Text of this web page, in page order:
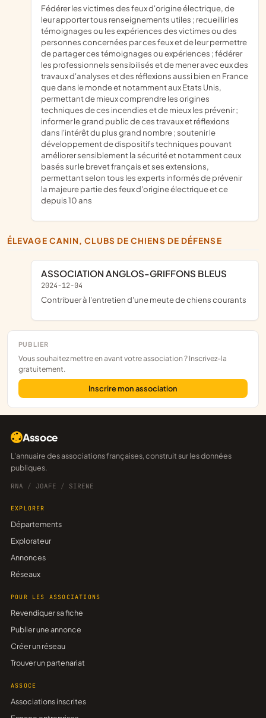
PUBLIER
Vous souhaitez mettre en avant votre association ? Inscrivez-la
gratuitement.
Inscrire mon association
fédérer les victimes des feux d'origine électrique, de
leur apporter tous renseignements utiles ; recueillir les
témoignages ou les expériences des victimes ou des
personnes concernées par ces feux et de leur permettre
de partager ces témoignages ou expériences ; fédérer
les professionnels sensibilisés et de mener avec eux des
travaux d'analyses et des réflexions aussi bien en France
que dans le monde et notamment aux Etats Unis,
permettant de mieux comprendre les origines
techniques de ces incendies et de mieux les prévenir ;
informer le grand public de ces travaux et réflexions
dans l'intérêt du plus grand nombre ; soutenir le
développement de dispositifs techniques pouvant
améliorer sensiblement la sécurité et notamment ceux
basés sur le brevet français et ses extensions,
permettant selon tous les experts informés de prévenir
la majeure partie des feux d'origine électrique et ce
depuis 10 ans
ÉLEVAGE CANIN, CLUBS DE CHIENS DE DÉFENSE
ASSOCIATION ANGLOS-GRIFFONS BLEUS
2024-12-04
contribuer à l'entretien d'une meute de chiens courants
Assoce
L'annuaire des associations françaises, construit sur les données
publiques.
RNA / JOAFE / SIRENE
EXPLORER
Départements
Explorateur
Annonces
Réseaux
POUR LES ASSOCIATIONS
Revendiquer sa fiche
Publier une annonce
Créer un réseau
Trouver un partenariat
ASSOCE
Associations inscrites